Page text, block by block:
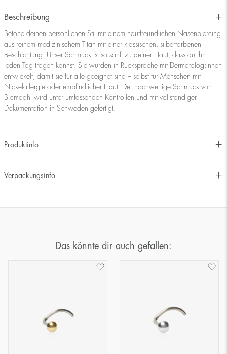
Beschreibung
Betone deinen persönlichen Stil mit einem hautfreundlichen Nasenpiercing
aus reinem medizinischem Titan mit einer klassischen, silberfarbenen
Beschichtung. Unser Schmuck ist so sanft zu deiner Haut, dass du ihn
jeden Tag tragen kannst. Sie wurden in Rücksprache mit Dermatolog:innen
entwickelt, damit sie für alle geeignet sind – selbst für Menschen mit
Nickelallergie oder empfindlicher Haut. Der hochwertige Schmuck von
Blomdahl wird unter umfassenden Kontrollen und mit vollständiger
Dokumentation in Schweden gefertigt.
Produktinfo
Verpackungsinfo
Das könnte dir auch gefallen: